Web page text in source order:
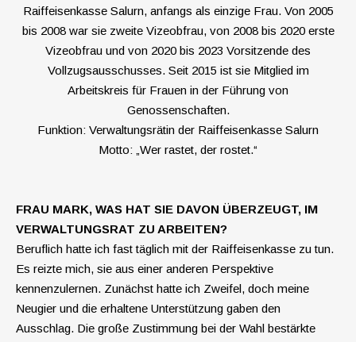
Raiffeisenkasse Salurn, anfangs als einzige Frau. Von 2005
bis 2008 war sie zweite Vizeobfrau, von 2008 bis 2020 erste
Vizeobfrau und von 2020 bis 2023 Vorsitzende des
Vollzugsausschusses. Seit 2015 ist sie Mitglied im
Arbeitskreis für Frauen in der Führung von
Genossenschaften.
Funktion: Verwaltungsrätin der Raiffeisenkasse Salurn
Motto: „Wer rastet, der rostet.“
FRAU MARK, WAS HAT SIE DAVON ÜBERZEUGT, IM
VERWALTUNGSRAT ZU ARBEITEN?
Beruflich hatte ich fast täglich mit der Raiffeisenkasse zu tun.
Es reizte mich, sie aus einer anderen Perspektive
kennenzulernen. Zunächst hatte ich Zweifel, doch meine
Neugier und die erhaltene Unterstützung gaben den
Ausschlag. Die große Zustimmung bei der Wahl bestärkte